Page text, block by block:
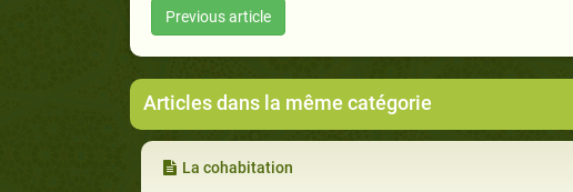
Previous article
Articles dans la même catégorie
La cohabitation